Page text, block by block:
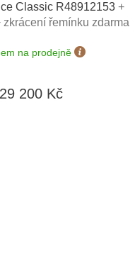
Classic R48912153+
zkrácení řemínku zdarma
v hodnotě 1160 Kč
na prodejně
29 200 Kč